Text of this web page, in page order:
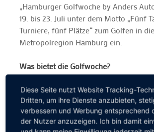
„Hamburger Golfwoche by Anders
19. bis 23. Juli unter dem Motto „Fünf
Turniere, fünf Plätze“ zum Golfen in die
Metropolregion Hamburg ein.
Was bietet die Golfwoche?
Tolle Preise, die zu einer zusätzlichen
anspornen, großartige Golfplätze,
Golffreunde und eine tolle Stimmung
gesamte Golfwoche. Über 4.500
letzten elf Jahren an diesem
Diese Seite nutzt Website Tracking-
Dritten, um ihre Dienste anzubieten,
verbessern und Werbung entsprechend
der Nutzer anzuzeigen. Ich bin damit